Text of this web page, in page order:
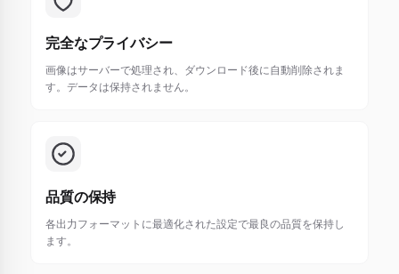
完全なプライバシー
画像はサーバーで処理され、ダウンロード後に自動削除されま
す。データは保持されません。
品質の保持
各出力フォーマットに最適化された設定で最良の品質を保持し
ます。